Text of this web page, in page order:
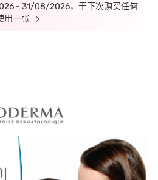
- 31/08/2026，于下次购买任何
用一张